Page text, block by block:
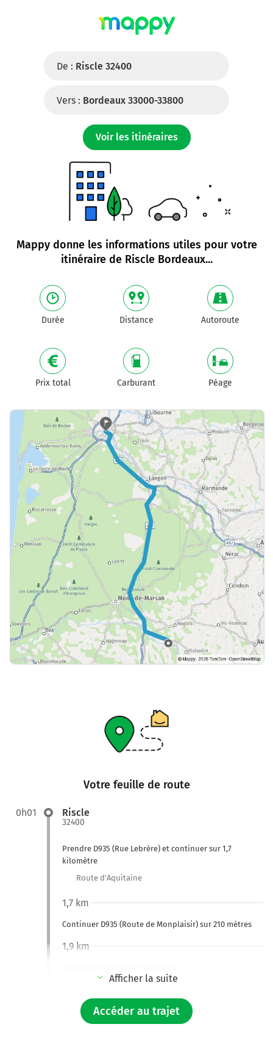
De : Riscle 32400
Vers : Bordeaux 33000-33800
Voir les itinéraires
Mappy donne les informations utiles pour votre
itinéraire de Riscle Bordeaux...
Durée Distance Autoroute
Prix total Carburant Péage
Votre feuille de route
0h01 Riscle
32400
Prendre D935 (Rue Lebrère) et continuer sur 1,7
kilomètre
Route d'Aquitaine
Continuer D935 (Route de Monplaisir) sur 210 mètres
1,7 km
1,9 km
Au rond-point, prendre la 1ère sortie sur D935 et
continuer sur 2,4 kilomètres
Afficher la suite
Accéder au trajet